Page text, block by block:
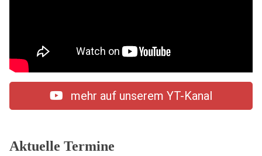
mehr auf unserem YT-Kanal
Aktuelle Termine